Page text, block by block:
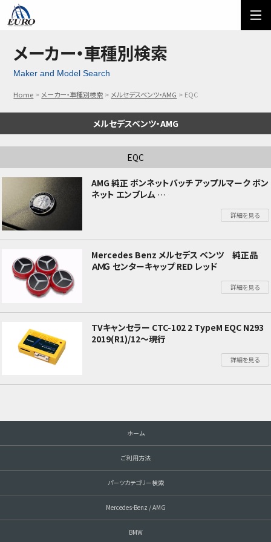
ご利用方法 オーダーフォーム
メール問い合わせ
メーカー・車種別検索
Maker and Model Search
Home メーカー・車種別検索 メルセデスベンツ・AMG EQC
メルセデスベンツ・AMG
EQC
AMG 純正 ボンネットバッチ アップルマーク ボン
ネット エンブレム
Mercedes-Benz メルセデスベンツ W463A・
N293 EQCクラス / V297 EQSクラス
詳細を見る
Mercedes Benz メルセデス ベンツ 純正品
ＡＭＧ センターキャップ RED レッド
詳細を見る
TVキャンセラー CTC-102 2 TypeM EQC N293
2019(R1)/12～現行
詳細を見る
ホーム
ご利用方法
パーツカテゴリー検索
Mercedes-Benz / AMG
BMW